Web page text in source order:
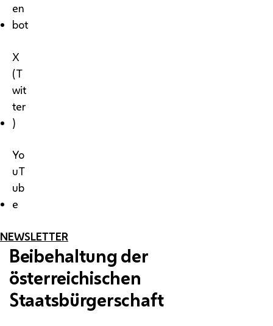
en
bot
X
(T
wit
ter
)
Yo
uT
ub
e
NEWSLETTER
Beibehaltung der
österreichischen
Staatsbürgerschaft